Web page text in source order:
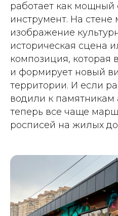
работает как
инструмент. На стене
изображение
историческая сцена
композиция, которая
и формирует новый
территории. И если
водили к памятникам
теперь все чаще
росписей на жилых